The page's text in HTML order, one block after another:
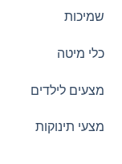
שמיכות
כלי מיטה
מצעים לילדים
מצעי תינוקות